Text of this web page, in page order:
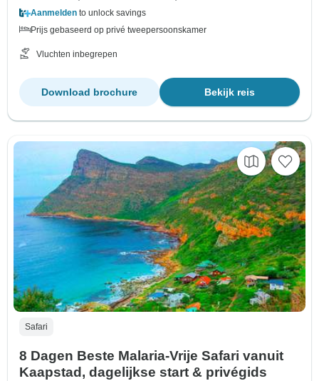
Aanmelden to unlock savings
Prijs gebaseerd op privé tweepersoonskamer
Vluchten inbegrepen
Bekijk reis
Download brochure
Safari
8 Dagen Beste Malaria-Vrije Safari vanuit
Kaapstad, dagelijkse start & privégids